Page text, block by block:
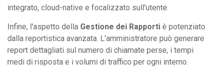
integrato, cloud-native e focalizzato sull'utente.
Infine, l'aspetto della Gestione dei Rapporti è potenziato
dalla reportistica avanzata. L'amministratore può generare
report dettagliati sul numero di chiamate perse, i tempi
medi di risposta e i volumi di traffico per ogni interno.